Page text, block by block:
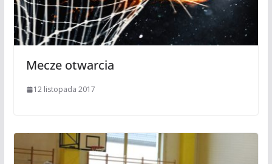
Mecze otwarcia
12 listopada 2017